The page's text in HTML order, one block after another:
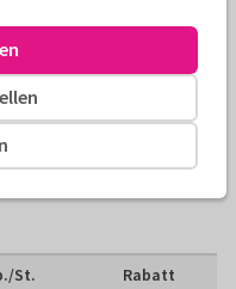
angepasst werden.
St. Rabatt